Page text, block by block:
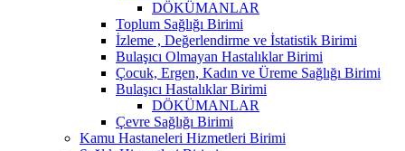
DÖKÜMANLAR
Toplum Sağlığı Birimi
İzleme , Değerlendirme ve İstatistik Birimi
Bulaşıcı Olmayan Hastalıklar Birimi
Çocuk, Ergen, Kadın ve Üreme Sağlığı Birimi
Bulaşıcı Hastalıklar Birimi
DÖKÜMANLAR
Çevre Sağlığı Birimi
Kamu Hastaneleri Hizmetleri Birimi